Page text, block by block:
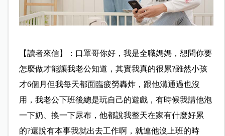
【讀者來信】：口罩哥你好，我是全職媽媽，想問你要
怎麼做才能讓我老公知道，其實我真的很累?雖然小孩
才6個月 但我每天都面臨疲勞轟炸，跟他溝通過也沒
用，我老公下班後總是玩自己的遊戲，有時候我請他泡
一下奶、換一下尿布，他都說我整天在家有什麼好累
的?還說有本事我就出去工作啊，就連他沒上班的時